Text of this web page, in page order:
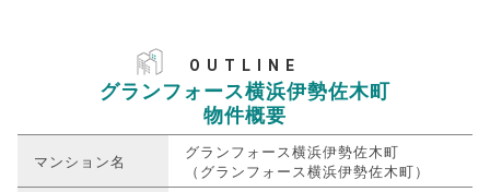
OUTLINE
グランフォース横浜伊勢佐木町
物件概要
マンション名
グランフォース横浜伊勢佐木町
（グランフォース横浜伊勢佐木町）